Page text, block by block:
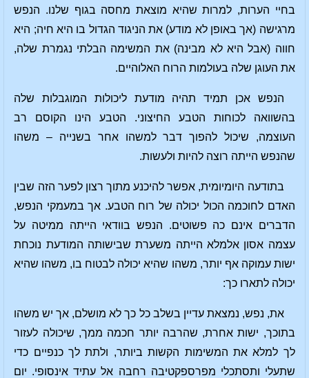
בחיי הערות, למרות שהיא מוצאת מחסה בגוף שלנו. הנפש
מרגישה (אך באופן לא מודע) את הניגוד הגדול בו היא חיה; היא
חווה (אבל היא לא מבינה) את המשימה הבלתי נגמרת שלה,
את העוגן שלה בעולמות הרוח האלוהיים.
הנפש אכן תמיד תהיה מודעת ליכולות המוגבלות שלה
בהשוואה לכוחות הטבע החיצוני. הטבע הינו הקוסם רב
העוצמה, שיכול להפוך דבר למשהו אחר בשנייה – משהו
שהנפש הייתה רוצה להיות ולעשות.
בתודעה היומיומית, אפשר להיכנע מתוך רצון לפער הזה שבין
האדם לחוכמה הכול יכולה של רוח הטבע. אך במעמקי הנפש,
הדברים אינם כה פשוטים. הנפש בוודאי הייתה ממיטה על
עצמה אסון אלמלא הייתה משערת שבישותה המודעת נוכחת
ישות עמוקה אף יותר, משהו שהיא יכולה לבטוח בו, משהו שהיא
יכולה לתארו כך:
את, נפש, נמצאת עדיין בשלב כל כך לא מושלם, אך יש משהו
בתוכך, ישות אחרת, שהרבה יותר חכמה ממך, שיכולה לעזור
לך למלא את המשימות הקשות ביותר, ולתת לך כנפיים כדי
שתעלי ותסתכלי מפרספקטיבה רחבה אל עתיד אינסופי. יום